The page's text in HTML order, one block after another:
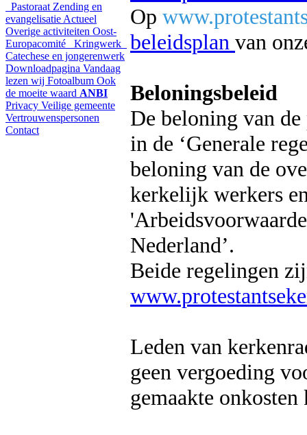
Pastoraat Zending en
evangelisatie Actueel
Overige activiteiten Oost-
Europacomité
Kringwerk
Catechese en jongerenwerk
Downloadpagina Vandaag
lezen wij Fotoalbum Ook
de moeite waard ANBI
Privacy Veilige gemeente
Vertrouwenspersonen
Contact
Op
beleidsplan van
Beloningsbeleid
De beloning van
in de ‘Generale
beloning van de
kerkelijk werkers
Nederland’.
Beide regelingen
Leden van
geen vergoeding
gemaakte